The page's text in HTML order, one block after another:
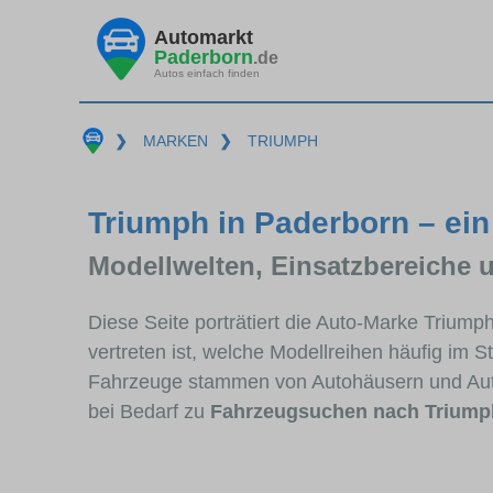
Automarkt
Paderborn.de
Autos einfach finden
❯ MARKEN ❯ TRIUMPH
Triumph in Paderborn –
Modellwelten, Einsatzbereiche
Diese Seite porträtiert die Auto-Marke
vertreten ist, welche Modellreihen häufig im
Fahrzeuge stammen von Autohäusern und
bei Bedarf zu Fahrzeugsuchen nach